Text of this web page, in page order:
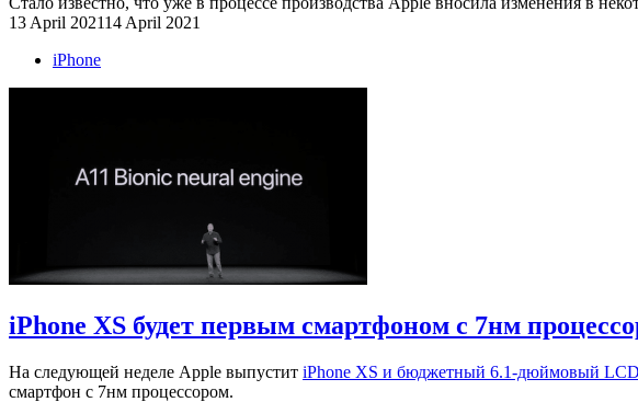
13 April 202114 April 2021
iPhone
iPhone XS будет первым смартфоном с 7нм
На следующей неделе Apple выпустит iPhone XS и бюджетный 6.1-дюймовый
смартфон с 7нм процессором.